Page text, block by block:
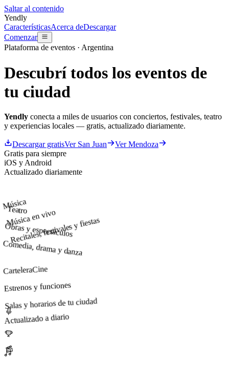
Saltar al contenido
Yendly
CaracterísticasAcerca deDescargar
Comenzar
Plataforma de eventos · Argentina
Descubrí todos los eventos de
tu ciudad
Yendly conecta a miles de usuarios con conciertos, festivales, teatro
y experiencias locales — gratis, actualizado diariamente.
Descargar gratisVer San Juan VerMendoza
Gratis para siempre
iOS y Android
Actualizado diariamente
Música
Música en vivo
Recitales, festivales y fiestas
Teatro
Obras y espectáculos
Comedia, drama y danza
CarteleraCine
Estrenos y funciones
Salas y horarios de tu ciudad
Actualizado a diario